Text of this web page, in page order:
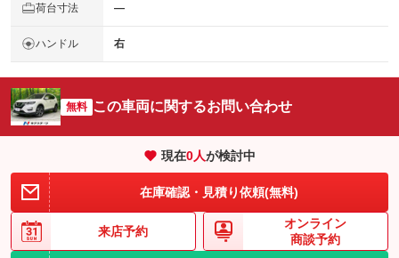
荷台寸法 ―
ハンドル 右
無料 この車両に関するお問い合わせ
現在0人が検討中
在庫確認・見積り依頼(無料)
来店予約
オンライン
商談予約